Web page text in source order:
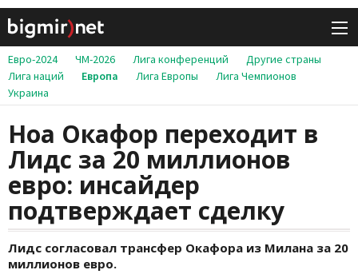
Евро-2024 ЧМ-2026 Лига конференций
Другие страны
Лига наций
Европа Лига Европы
Лига Чемпионов
Украина
Ноа Окафор переходит в
Лидс за 20 миллионов
евро: инсайдер
подтверждает сделку
Лидс согласовал трансфер Окафора из Милана за 20
миллионов евро.